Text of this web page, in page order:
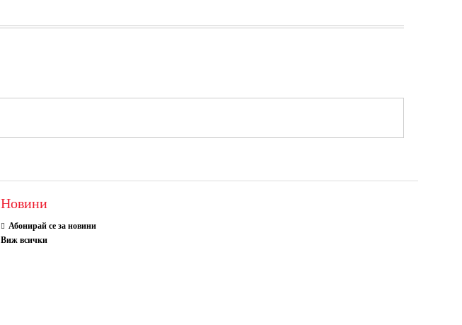
Новини
Абонирай се за новини
Виж всички